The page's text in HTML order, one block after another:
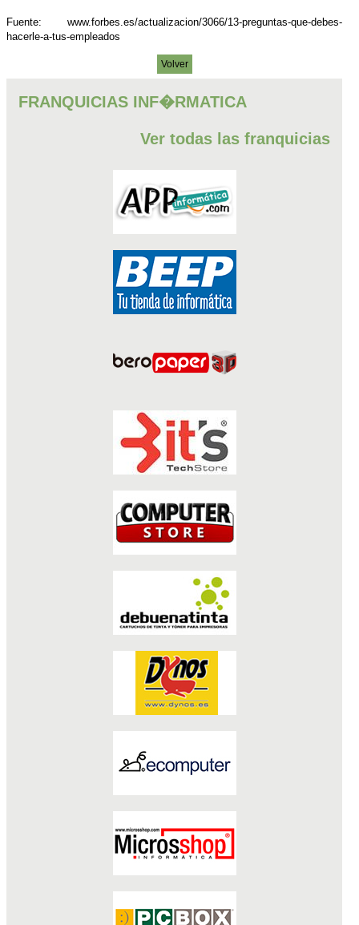
Fuente: www.forbes.es/actualizacion/3066/13-preguntas-que-debes-
hacerle-a-tus-empleados
Volver
FRANQUICIAS INF�RMATICA
Ver todas las franquicias